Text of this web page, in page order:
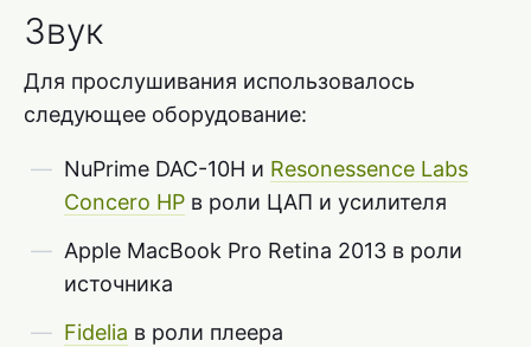
Звук
Для прослушивания использовалось
следующее оборудование:
NuPrime DAC-10H и Resonessence Labs
Concero HP в роли ЦАП и усилителя
Apple MacBook Pro Retina 2013 в роли
источника
Fidelia в роли плеера